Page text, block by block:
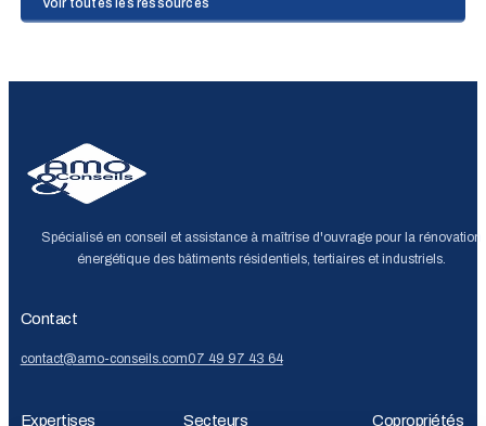
Spécialisé en conseil et assistance à maîtrise d'ouvrage pour la rénovation
énergétique des bâtiments résidentiels, tertiaires et industriels.
Contact
contact@amo-conseils.com07 49 97 43 64
Expertises Secteurs Copropriétés